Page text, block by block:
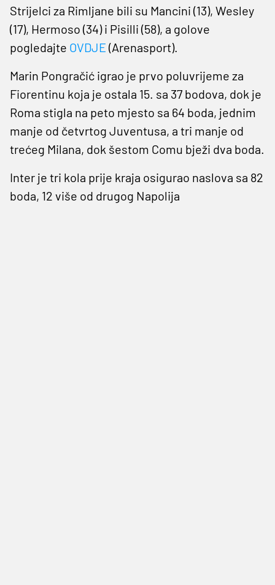
Strijelci za Rimljane bili su Mancini (13), Wesley
(17), Hermoso (34) i Pisilli (58), a golove
pogledajte OVDJE (Arenasport).
Marin Pongračić igrao je prvo poluvrijeme za
Fiorentinu koja je ostala 15. sa 37 bodova, dok je
Roma stigla na peto mjesto sa 64 boda, jednim
manje od četvrtog Juventusa, a tri manje od
trećeg Milana, dok šestom Comu bježi dva boda.
Inter je tri kola prije kraja osigurao naslova sa 82
boda, 12 više od drugog Napolija